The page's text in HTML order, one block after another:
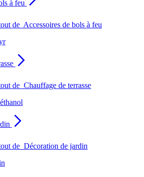
à feu
de Accessoires de bols à feu
de Chauffage de terrasse
de Décoration de jardin